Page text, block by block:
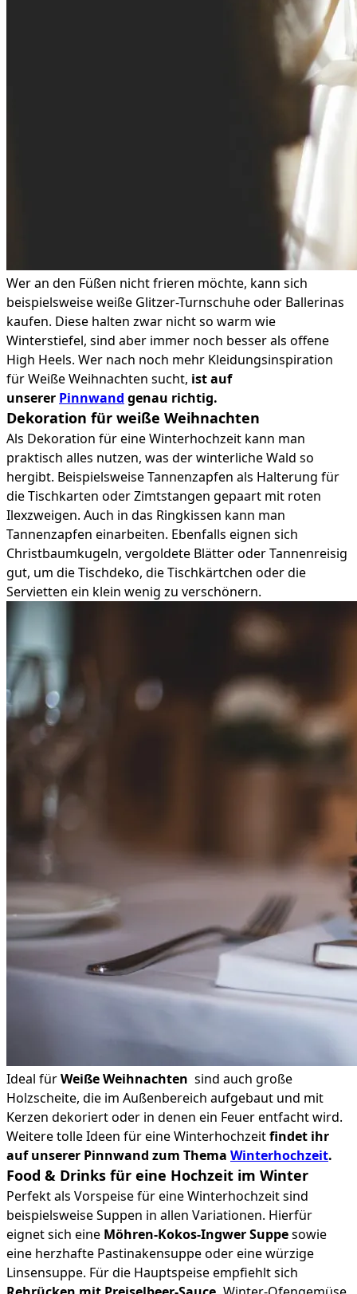
Wer an den Füßen nicht frieren möchte, kann sich
beispielsweise weiße Glitzer-Turnschuhe oder Ballerinas
kaufen. Diese halten zwar nicht so warm wie
Winterstiefel, sind aber immer noch besser als offene
High Heels. Wer nach noch mehr Kleidungsinspiration
für Weiße Weihnachten sucht, ist auf
unserer Pinnwand genau richtig.
Dekoration für weiße Weihnachten
Als Dekoration für eine Winterhochzeit kann man
praktisch alles nutzen, was der winterliche Wald so
hergibt. Beispielsweise Tannenzapfen als Halterung für
die Tischkarten oder Zimtstangen gepaart mit roten
Ilexzweigen. Auch in das Ringkissen kann man
Tannenzapfen einarbeiten. Ebenfalls eignen sich
Christbaumkugeln, vergoldete Blätter oder Tannenreisig
gut, um die Tischdeko, die Tischkärtchen oder die
Servietten ein klein wenig zu verschönern.
Ideal fürWeiße Weihnachten sind auch große
Holzscheite, die im Außenbereich aufgebaut und mit
Kerzen dekoriert oder in denen ein Feuer entfacht wird.
Weitere tolle Ideen für eine Winterhochzeitfindet ihr
auf unserer Pinnwand zum Thema Winterhochzeit.
Food & Drinks für eine Hochzeit im Winter
Perfekt als Vorspeise für eine Winterhochzeit sind
beispielsweise Suppen in allen Variationen. Hierfür
eignet sich eine Möhren-Kokos-Ingwer Suppesowie
eine herzhafte Pastinakensuppe oder eine würzige
Linsensuppe. Für die Hauptspeise empfiehlt sich